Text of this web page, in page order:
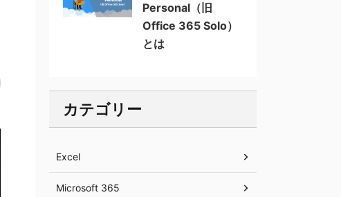
Personal（旧
Office 365 Solo）
とは
カテゴリー
Excel
Microsoft 365